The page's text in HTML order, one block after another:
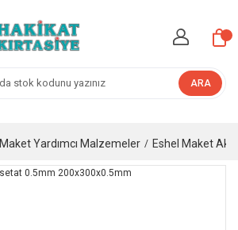
ARA
Maket Yardımcı Malzemeler Eshel Maket